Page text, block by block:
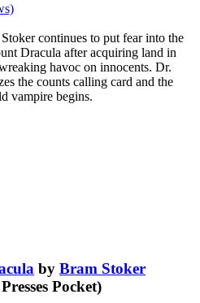
continues to put fear into the
Dracula after acquiring land in
havoc on innocents. Dr.
the counts calling card and the
vampire begins.
by Bram Stoker
Pocket)